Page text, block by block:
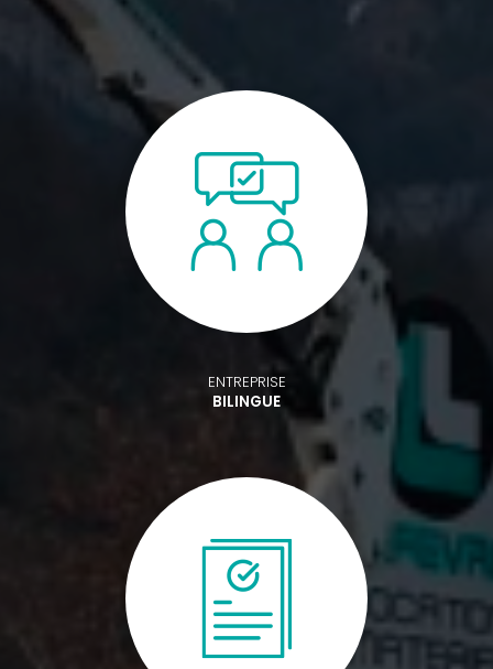
ENTREPRISE
BILINGUE